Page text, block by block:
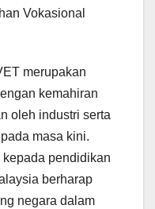
Vokasional
merupakan
kemahiran
oleh industri serta
masa kini.
pendidikan
berharap
negara dalam